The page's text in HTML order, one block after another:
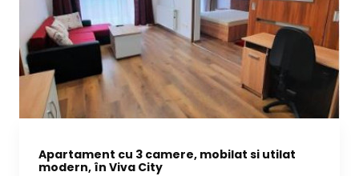
Apartament cu 3 camere, mobilat si utilat
modern, în Viva City